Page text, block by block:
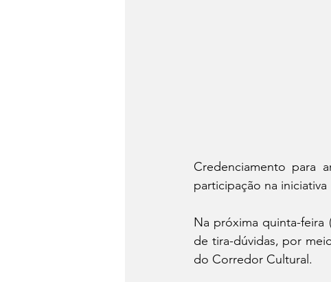
Credenciamento para
participação na iniciativa
Na próxima quinta-feira
de tira-dúvidas, por
do Corredor Cultural.